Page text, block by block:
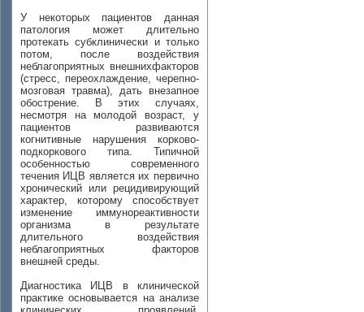
У некоторых пациентов данная
патология может длительно
протекать субклинически и только
потом, после воздействия
неблагоприятных внешнихфакторов
(стресс, переохлаждение, черепно-
мозговая травма), дать внезапное
обострение. В этих случаях,
несмотря на молодой возраст, у
пациентов развиваются
когнитивные нарушения корково-
подкоркового типа. Типичной
особенностью современного
течения ИЦВ является их первично
хронический или рецидивирующий
характер, которому способствует
изменение иммунореактивности
организма в результате
длительного воздействия
неблагоприятных факторов
внешней среды.
Диагностика ИЦВ в клинической
практике основывается на анализе